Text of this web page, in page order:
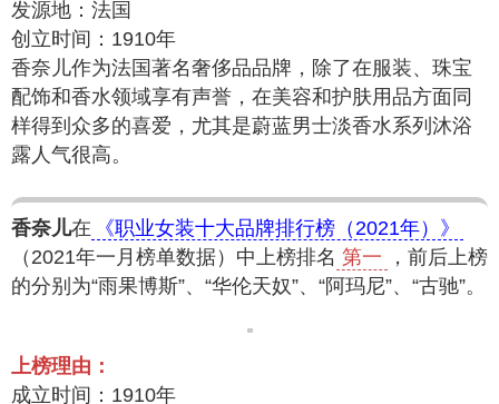
发源地：法国
创立时间：1910年
香奈儿作为法国著名奢侈品品牌，除了在服装、珠宝
配饰和香水领域享有声誉，在美容和护肤用品方面同
样得到众多的喜爱，尤其是蔚蓝男士淡香水系列沐浴
露人气很高。
香奈儿在
《职业女装十大品牌排行榜（2021年）》
（2021年一月榜单数据）中上榜排名 第一
，前后上榜
的分别为“雨果博斯”、“华伦天奴”、“阿玛尼”、“古驰”。
上榜理由：
成立时间：1910年